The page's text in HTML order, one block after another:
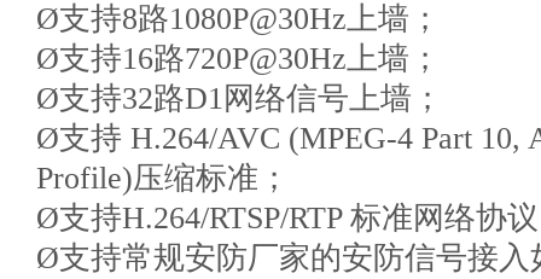
Ø支持8路1080P@30Hz上墙；
Ø支持16路720P@30Hz上墙；
Ø支持32路D1网络信号上墙；
Ø支持 H.264/AVC (MPEG-4 Part 10,
Profile)压缩标准；
Ø支持H.264/RTSP/RTP 标准网络协
Ø支持常规安防厂家的安防信号接入